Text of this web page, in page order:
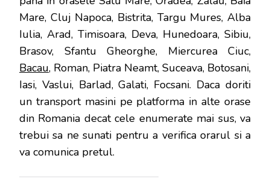
Mare, Cluj Napoca, Bistrita, Targu Mures, Alba
Iulia, Arad, Timisoara, Deva, Hunedoara, Sibiu,
Brasov, Sfantu Gheorghe, Miercurea Ciuc,
Bacau, Roman, Piatra Neamt, Suceava, Botosani,
Iasi, Vaslui, Barlad, Galati, Focsani. Daca doriti
un transport masini pe platforma in alte orase
din Romania decat cele enumerate mai sus, va
trebui sa ne sunati pentru a verifica orarul si a
va comunica pretul.